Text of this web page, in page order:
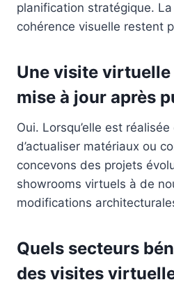
planification stratégique.
cohérence visuelle restent
Une visite
mise à jour après
Oui. Lorsqu’elle est
d’actualiser matériaux ou
concevons des projets
showrooms virtuels à de
modifications
Quels secteurs
des visites